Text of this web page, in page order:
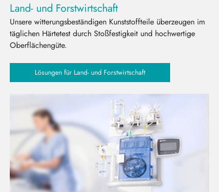
Land- und Forstwirtschaft
Unsere witterungsbeständigen Kunststoffteile überzeugen im
täglichen Härtetest durch Stoßfestigkeit und hochwertige
Oberflächengüte.
Lösungen für Land- und Forstwirtschaft